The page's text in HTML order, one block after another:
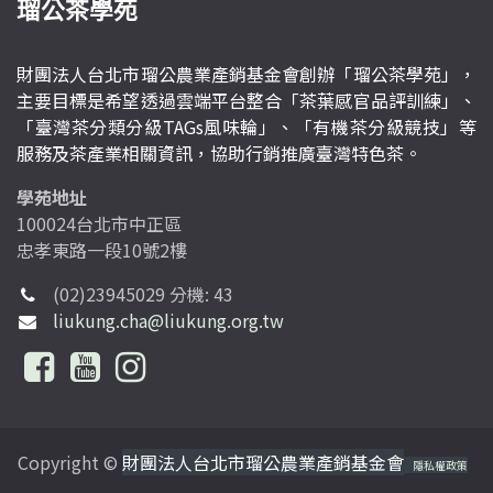
瑠公茶學苑
財團法人台北市瑠公農業產銷基金會創辦「瑠公茶學苑」，
主要目標是希望透過雲端平台整合「茶葉感官品評訓練」、
「臺灣茶分類分級TAGs風味輪」、「有機茶分級競技」等
服務及茶產業相關資訊，協助行銷推廣臺灣特色茶。
學苑地址
100024台北市中正區
忠孝東路一段10號2樓
(02)23945029 分機: 43
liukung.cha@liukung.org.tw
Copyright © 財團法人台北市瑠公農業產銷基金會 隱私權政策